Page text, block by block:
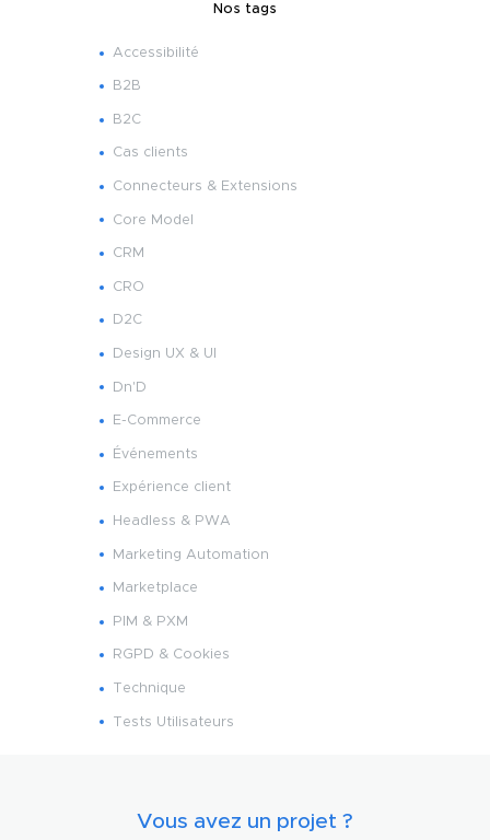
Nos tags
Accessibilité
B2B
B2C
Cas clients
Connecteurs & Extensions
Core Model
CRM
CRO
D2C
Design UX & UI
Dn'D
E-Commerce
Événements
Expérience client
Headless & PWA
Marketing Automation
Marketplace
PIM & PXM
RGPD & Cookies
Technique
Tests Utilisateurs
Vous avez un projet ?